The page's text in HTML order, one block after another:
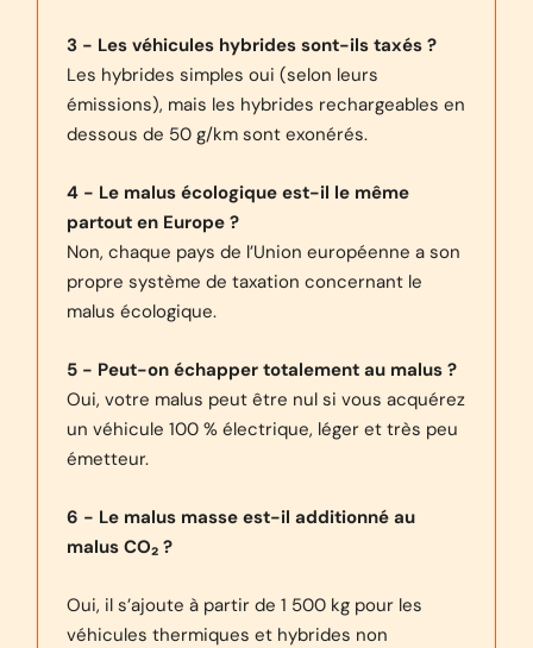
3 - Les véhicules hybrides sont-ils taxés ?
Les hybrides simples oui (selon leurs
émissions), mais les hybrides rechargeables en
dessous de 50 g/km sont exonérés.
4 - Le malus écologique est-il le même
partout en Europe ?
Non, chaque pays de l’Union européenne a son
propre système de taxation concernant le
malus écologique.
5 - Peut-on échapper totalement au malus ?
Oui, votre malus peut être nul si vous acquérez
un véhicule 100 % électrique, léger et très peu
émetteur.
6 - Le malus masse est-il additionné au
malus CO₂ ?
Oui, il s’ajoute à partir de 1 500 kg pour les
véhicules thermiques et hybrides non